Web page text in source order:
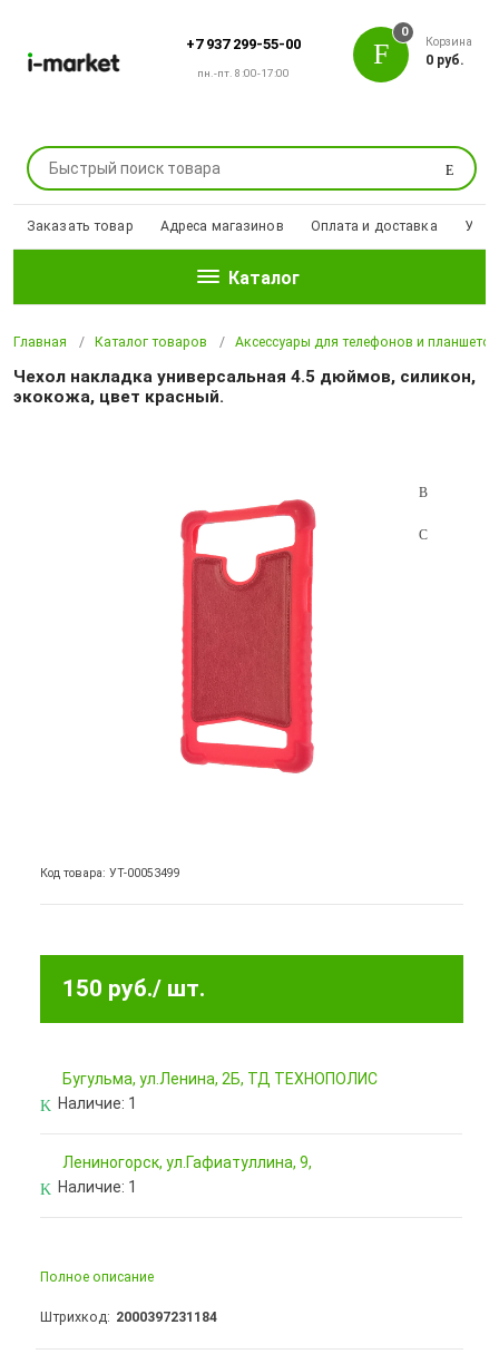
+7 937 299-55-00
пн.-пт. 8:00-17:00
Поиск
0
Корзина
0 руб.
Заказать товар Адреса магазинов Оплата и доставка
Каталог
Главная Каталог товаров Аксессуары для телефонов и планшетов
Чехол накладка универсальная 4.5 дюймов, силикон,
экокожа, цвет красный.
Код товара: УТ-00053499
150 руб./ шт.
Бугульма, ул.Ленина, 2Б, ТД ТЕХНОПОЛИС
Наличие: 1
Лениногорск, ул.Гафиатуллина, 9,
Наличие: 1
Полное описание
Штрихкод 2000397231184